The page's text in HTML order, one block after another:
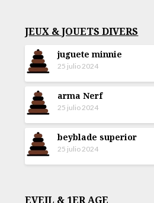
JEUX & JOUETS DIVERS
juguete minnie
25 julio 2024
arma Nerf
25 julio 2024
beyblade superior
25 julio 2024
EVEIL & 1ER AGE